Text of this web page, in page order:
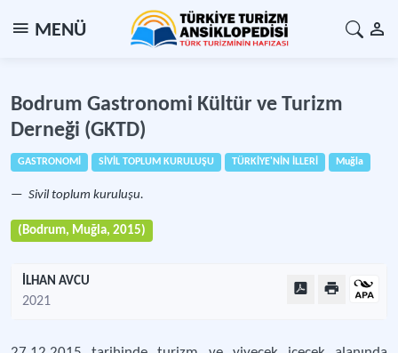
MENÜ
Bodrum Gastronomi Kültür ve Turizm
Derneği (GKTD)
GASTRONOMİ SİVİL TOPLUM KURULUŞU TÜRKİYE'NİN İLLERİ Muğla
Sivil toplum kuruluşu.
(Bodrum, Muğla, 2015)
İLHAN AVCU
2021